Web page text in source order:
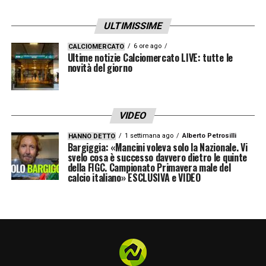
ULTIMISSIME
CALCIOMERCATO 6 ore ago
Ultime notizie Calciomercato LIVE: tutte le
novità del giorno
VIDEO
HANNO DETTO 1 settimana ago Alberto Petrosilli
Bargiggia: «Mancini voleva solo la Nazionale. Vi
svelo cosa è successo davvero dietro le quinte
della FIGC. Campionato Primavera male del
calcio italiano» ESCLUSIVA e VIDEO